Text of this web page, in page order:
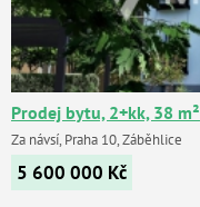
Prodej bytu, 2+kk, 38 m²
Za návsí, Praha 10, Záběhlice
5 600 000 Kč